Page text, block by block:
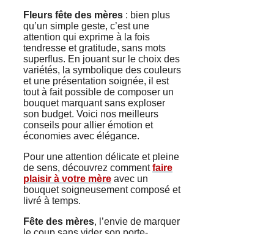
Fleurs fête des mères : bien plus
qu’un simple geste, c’est une
attention qui exprime à la fois
tendresse et gratitude, sans mots
superflus. En jouant sur le choix des
variétés, la symbolique des couleurs
et une présentation soignée, il est
tout à fait possible de composer un
bouquet marquant sans exploser
son budget. Voici nos meilleurs
conseils pour allier émotion et
économies avec élégance.
Pour une attention délicate et pleine
de sens, découvrez commentfaire
plaisir à votre mère avec un
bouquet soigneusement composé et
livré à temps.
Fête des mères, l’envie de marquer